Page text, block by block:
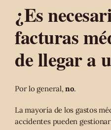
¿Es
facturas
de llegar a
Por lo general,no.
La mayoría de los gastos
accidentes pueden